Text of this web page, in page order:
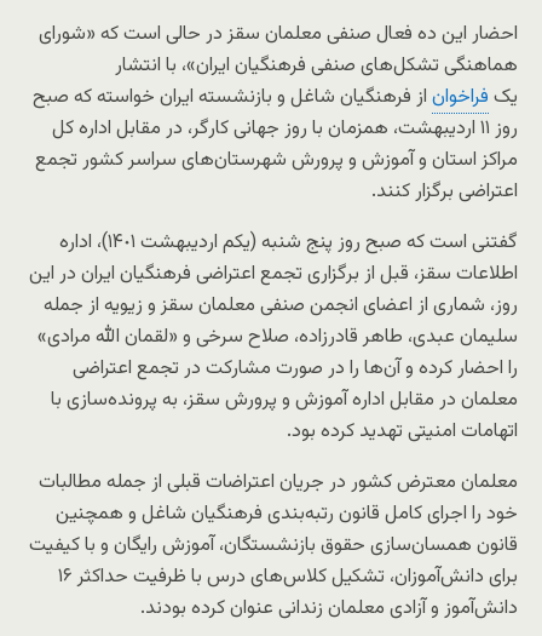
احضار این ده فعال صنفی معلمان سقز در حالی است که «شورای
هماهنگی تشکل‌های صنفی فرهنگیان ایران»، با انتشار
یک فراخوان از فرهنگیان شاغل و بازنشسته ایران خواسته که صبح
روز ١١ اردیبهشت، همزمان با روز جهانی کارگر، در مقابل اداره کل
مراکز استان و آموزش و پرورش شهرستان‌های سراسر کشور تجمع
اعتراضی برگزار کنند.
گفتنی است که صبح روز پنج شنبه (یکم اردیبهشت ١۴٠١)، اداره
اطلاعات سقز، قبل از برگزاری تجمع اعتراضی فرهنگیان ایران در این
روز، شماری از اعضای انجمن صنفی معلمان سقز و زیویه از جمله
سلیمان عبدی، طاهر قادرزاده، صلاح سرخی و «لقمان الله‌‌ مرادی»
را احضار کرده و آن‌ها را در صورت مشارکت در تجمع اعتراضی
معلمان در مقابل اداره آموزش و پرورش سقز، به پرونده‌سازی با
اتهامات امنیتی تهدید کرده بود.
معلمان معترض کشور در جریان اعتراضات قبلی از جمله مطالبات
خود را اجرای کامل قانون رتبه‌بندی فرهنگیان شاغل و همچنین
قانون همسان‌سازی حقوق بازنشستگان، آموزش رایگان و با کیفیت
برای دانش‌آموزان، تشکیل کلاس‌های درس با ظرفیت حداکثر ۱۶
دانش‌آموز و آزادی معلمان زندانی عنوان کرده بودند.